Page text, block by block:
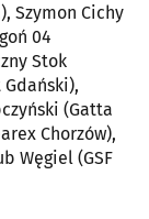
Szymon Cichy
04
Stok
Gdański),
(Gatta
Chorzów),
Węgiel (GSF